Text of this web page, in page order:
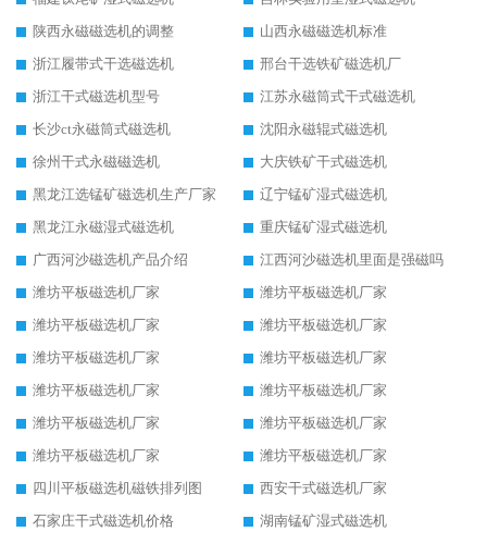
陕西永磁磁选机的调整
山西永磁磁选机标准
浙江履带式干选磁选机
邢台干选铁矿磁选机厂
浙江干式磁选机型号
江苏永磁筒式干式磁选机
长沙ct永磁筒式磁选机
沈阳永磁辊式磁选机
徐州干式永磁磁选机
大庆铁矿干式磁选机
黑龙江选锰矿磁选机生产厂家
辽宁锰矿湿式磁选机
黑龙江永磁湿式磁选机
重庆锰矿湿式磁选机
广西河沙磁选机产品介绍
江西河沙磁选机里面是强磁吗
潍坊平板磁选机厂家
潍坊平板磁选机厂家
潍坊平板磁选机厂家
潍坊平板磁选机厂家
潍坊平板磁选机厂家
潍坊平板磁选机厂家
潍坊平板磁选机厂家
潍坊平板磁选机厂家
潍坊平板磁选机厂家
潍坊平板磁选机厂家
潍坊平板磁选机厂家
潍坊平板磁选机厂家
四川平板磁选机磁铁排列图
西安干式磁选机厂家
石家庄干式磁选机价格
湖南锰矿湿式磁选机